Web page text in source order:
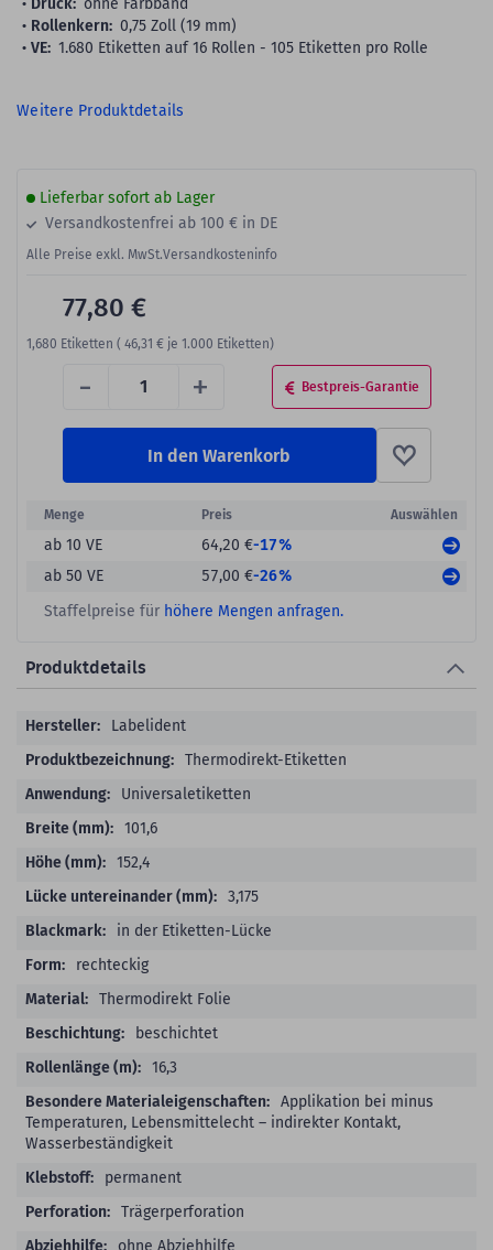
Rollenkern: 0,75 Zoll (19 mm)
VE: 1.680 Etiketten auf 16 Rollen - 105 Etiketten pro Rolle
Weitere Produktdetails
Lieferbar sofort ab Lager
Versandkostenfrei ab 100 € in DE
Alle Preise exkl. MwSt.Versandkosteninfo
- + Bestpreis-Garantie
77,80 €
1,680 Etiketten ( 46,31 € je 1.000 Etiketten)
In den Warenkorb
Menge Preis Auswählen
ab 10 VE 64,20 €-17%
ab 50 VE
57,00 €-26%
Staffelpreise für höhere Mengen anfragen.
Produktdetails
ProduktdetailsLabelident
Thermodirekt-Etiketten
Universaletiketten
101,6
152,4
3,175
in der Etiketten-Lücke
rechteckig
Thermodirekt Folie
beschichtet
16,3
Applikation bei minus
Temperaturen, Lebensmittelecht – indirekter Kontakt,
Wasserbeständigkeit
permanent
Trägerperforation
ohne Abziehhilfe